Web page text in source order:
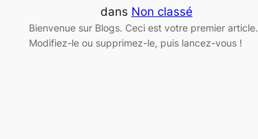
dans Non classé
Bienvenue sur Blogs. Ceci est votre premier article.
Modifiez-le ou supprimez-le, puis lancez-vous !